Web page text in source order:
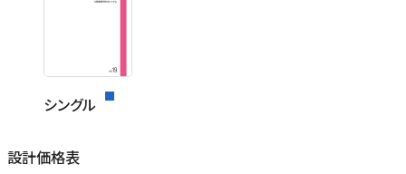
シングル
設計価格表